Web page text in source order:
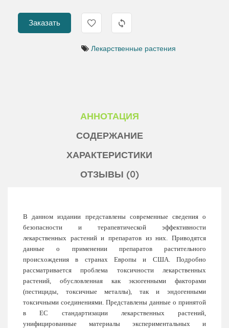
Заказать
Лекарственные растения
АННОТАЦИЯ
СОДЕРЖАНИЕ
ХАРАКТЕРИСТИКИ
ОТЗЫВЫ (0)
В данном издании представлены современные сведения о
безопасности и терапевтической эффективности
лекарственных растений и препаратов из них. Приводятся
данные о применении препаратов растительного
происхождения в странах Европы и США. Подробно
рассматривается проблема токсичности лекарственных
растений, обусловленная как экзогенными факторами
(пестициды, токсичные металлы), так и эндогенными
токсичными соединениями. Представлены данные о принятой
в ЕС стандартизации лекарственных растений,
унифицированные материалы экспериментальных и